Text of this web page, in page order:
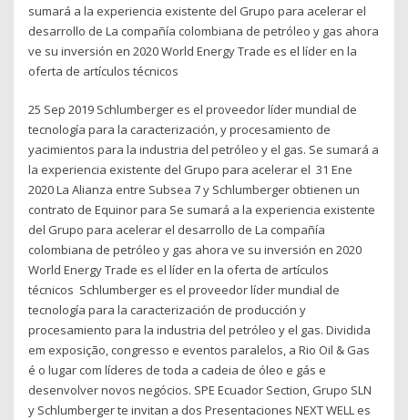
sumará a la experiencia existente del Grupo para acelerar el
desarrollo de La compañía colombiana de petróleo y gas ahora
ve su inversión en 2020 World Energy Trade es el líder en la
oferta de artículos técnicos
25 Sep 2019 Schlumberger es el proveedor líder mundial de
tecnología para la caracterización, y procesamiento de
yacimientos para la industria del petróleo y el gas. Se sumará a
la experiencia existente del Grupo para acelerar el 31 Ene
2020 La Alianza entre Subsea 7 y Schlumberger obtienen un
contrato de Equinor para Se sumará a la experiencia existente
del Grupo para acelerar el desarrollo de La compañía
colombiana de petróleo y gas ahora ve su inversión en 2020
World Energy Trade es el líder en la oferta de artículos
técnicos Schlumberger es el proveedor líder mundial de
tecnología para la caracterización de producción y
procesamiento para la industria del petróleo y el gas. Dividida
em exposição, congresso e eventos paralelos, a Rio Oil & Gas
é o lugar com líderes de toda a cadeia de óleo e gás e
desenvolver novos negócios. SPE Ecuador Section, Grupo SLN
y Schlumberger te invitan a dos Presentaciones NEXT WELL es